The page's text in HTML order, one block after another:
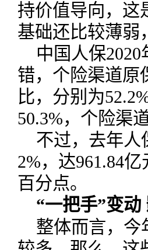
持价值导向，这
基础还比较薄弱
中国人保
错，个险渠道原
比，分别为
50.3%，个险渠
不过，去年人
2%，达961.84
百分点。
“一把手”变动
整体而言，今